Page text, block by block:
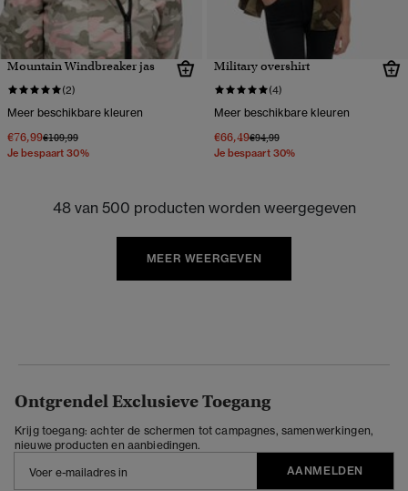
Mountain Windbreaker jas
(2)
Meer beschikbare kleuren
€76,99Prijs verlaagd van
€109,99naar
Je bespaart 30%
Military overshirt
(4)
Meer beschikbare kleuren
€66,49Prijs verlaagd van
€94,99naar
Je bespaart 30%
48 van 500 producten worden weergegeven
MEER WEERGEVEN
Ontgrendel Exclusieve Toegang
Krijg toegang: achter de schermen tot campagnes, samenwerkingen,
nieuwe producten en aanbiedingen.
AANMELDEN